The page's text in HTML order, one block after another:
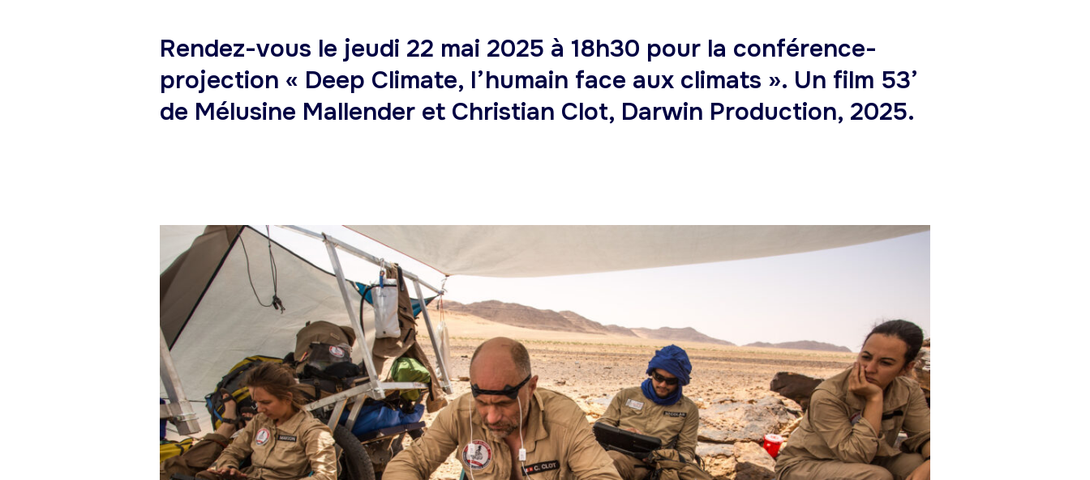
Rendez-vous le jeudi 22 mai 2025 à 18h30 pour la conférence-
projection « Deep Climate, l’humain face aux climats ». Un film 53’
de Mélusine Mallender et Christian Clot, Darwin Production, 2025.